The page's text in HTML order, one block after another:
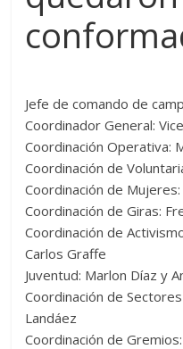
Jefe de comando de
Coordinador General:
Coordinación Operativa:
Coordinación de
Coordinación de
Coordinación de Giras:
Coordinación de
Carlos Graffe
Juventud: Marlon Díaz y
Coordinación de
Landáez
Coordinación de